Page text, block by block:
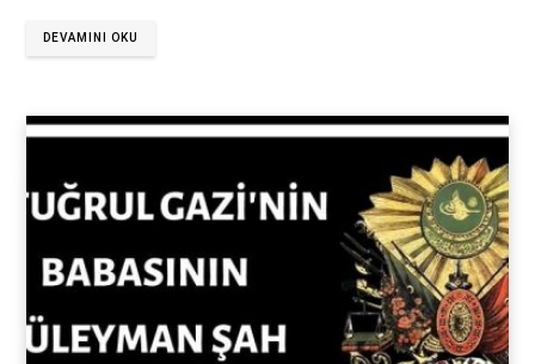
DEVAMINI OKU